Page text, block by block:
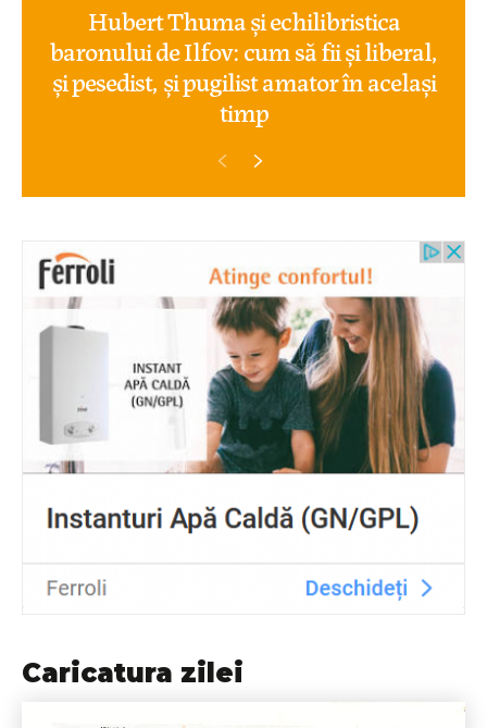
Hubert Thuma și echilibristica
baronului de Ilfov: cum să fii și liberal,
și pesedist, și pugilist amator în același
timp
Caricatura zilei